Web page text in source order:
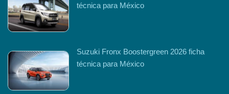
técnica para México
Suzuki Fronx Boostergreen 2026 ficha
técnica para México